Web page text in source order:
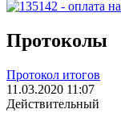
Протоколы
Протокол итогов
11.03.2020 11:07
Действительный